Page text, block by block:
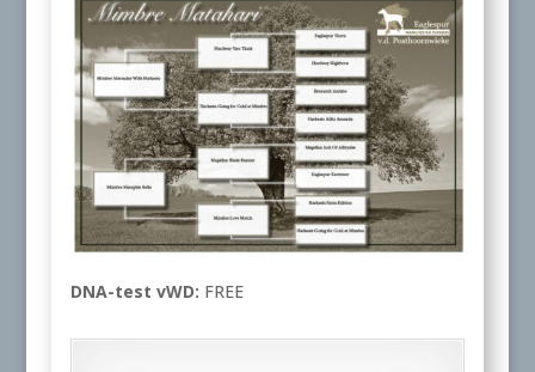
DNA-test vWD: FREE